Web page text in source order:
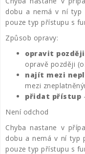
dobu a nemá v ní typ
pouze typ přístupu s
Způsob opravy:
opravit později
opravě později
najít mezi
mezi
přidat přístup
Není odchod
Chyba nastane v
dobu a nemá v ní typ
pouze typ přístupu s